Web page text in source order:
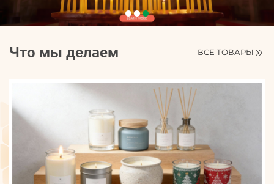
Что мы делаем ВСЕ ТОВАРЫ